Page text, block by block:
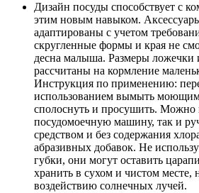
Дизайн посуды способствует с
этим новым навыком.
адаптированы с учетом
скругленные формы и края не
десна малыша. Размеры ложечки
рассчитаны на кормление
Инструкция по применению:
использованием вымыть
сполоснуть и просушить. Можно
посудомоечную машину, так и
средством и без содержания
абразивных добавок. Не
губки, они могут оставить
хранить в сухом и чистом месте,
воздействию солнечных лучей.